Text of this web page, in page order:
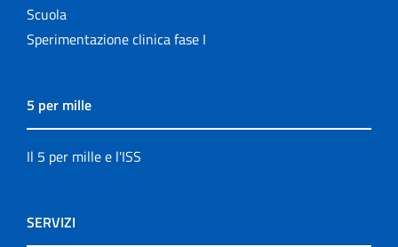
Scuola
Sperimentazione clinica fase I
5 per mille
Il 5 per mille e l'ISS
SERVIZI